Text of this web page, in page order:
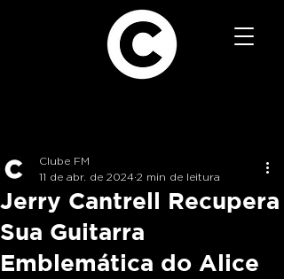
Jerry Cantrell Recupera
Sua Guitarra
Emblemática do Alice
Clube FM
11 de abr. de 2024 2 min de leitura